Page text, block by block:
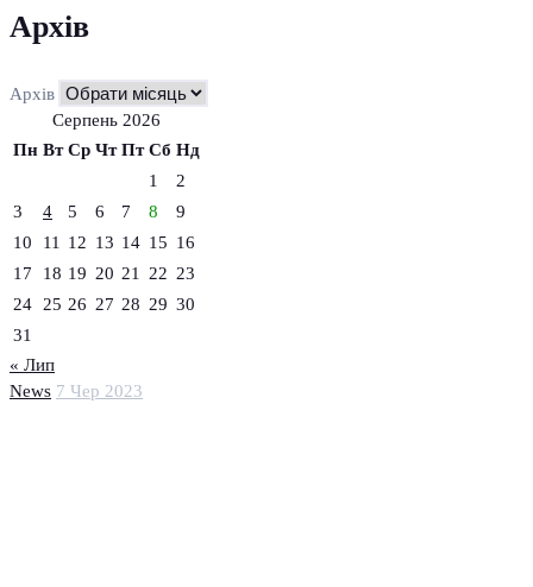
News 7 Чер 2023
Архів
Архів
Серпень 2026
Пн Вт Ср Чт Пт Сб Нд
1
2
3
4 5 6 7 8
9
10
11 12 13 14 15 16
17
18 19 20 21 22 23
24
25 26 27 28 29 30
31
« Лип